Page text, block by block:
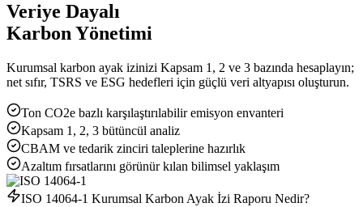
Yükleniyor...
Veriye Dayalı
Karbon Yönetimi
Kurumsal karbon ayak izinizi Kapsam 1, 2 ve 3 bazında hesaplayın;
net sıfır, TSRS ve ESG hedefleri için güçlü veri altyapısı oluşturun.
Ton CO2e bazlı karşılaştırılabilir emisyon envanteri
Kapsam 1, 2, 3 bütüncül analiz
CBAM ve tedarik zinciri taleplerine hazırlık
Azaltım fırsatlarını görünür kılan bilimsel yaklaşım
ISO 14064-1 Kurumsal Karbon Ayak İzi Raporu Nedir?